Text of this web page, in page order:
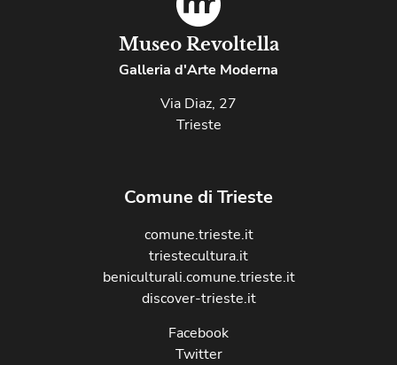
Museo Revoltella
Galleria d'Arte Moderna
Via Diaz, 27
Trieste
Comune di Trieste
comune.trieste.it
triestecultura.it
beniculturali.comune.trieste.it
discover-trieste.it
Facebook
Twitter